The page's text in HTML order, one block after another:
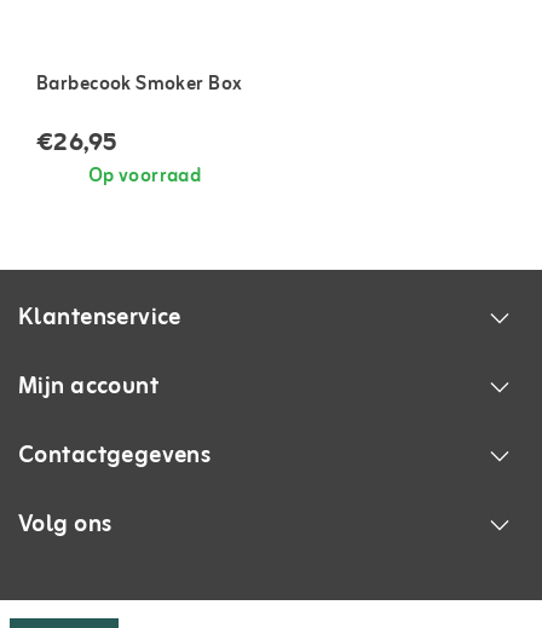
Barbecook Smoker Box
€26,95
Op voorraad
Klantenservice
Mijn account
Contactgegevens
Volg ons